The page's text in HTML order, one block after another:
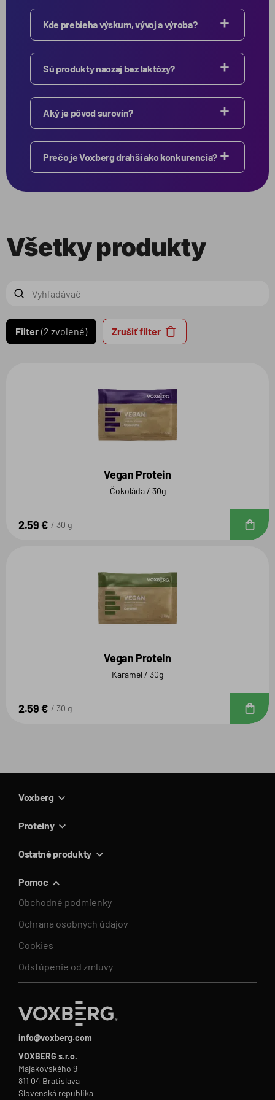
Kde prebieha výskum, vývoj a výroba?
Sú produkty naozaj bez laktózy?
Aký je pôvod surovín?
Prečo je Voxberg drahší ako konkurencia?
Všetky produkty
Filter 2 zvolené Zrušiť filter
Vegan Protein
Čokoláda / 30g
2.59 € 30 g
Vegan Protein
Karamel / 30g
2.59 € 30 g
info@voxberg.com
VOXBERG s.r.o.
Majakovského 9
811 04 Bratislava
Slovenská republika
Voxberg
Proteíny
Ostatné produkty
Pomoc
Obchodné podmienky
Ochrana osobných údajov
Cookies
Odstúpenie od zmluvy